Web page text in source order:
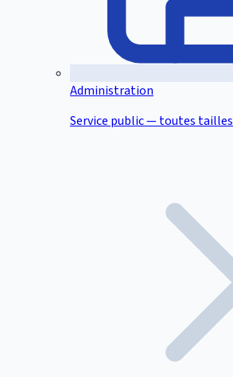
Administration
Service public — toutes tailles